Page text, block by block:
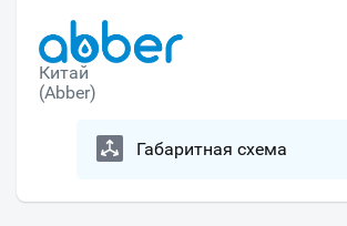
Китай
(Abber)
Габаритная схема